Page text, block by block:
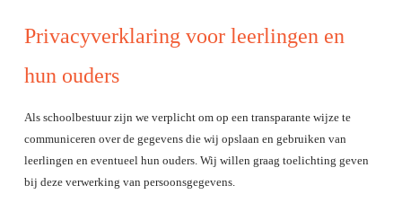
Privacyverklaring voor leerlingen en
hun ouders
Als schoolbestuur zijn we verplicht om op een transparante wijze te
communiceren over de gegevens die wij opslaan en gebruiken van
leerlingen en eventueel hun ouders. Wij willen graag toelichting geven
bij deze verwerking van persoonsgegevens.